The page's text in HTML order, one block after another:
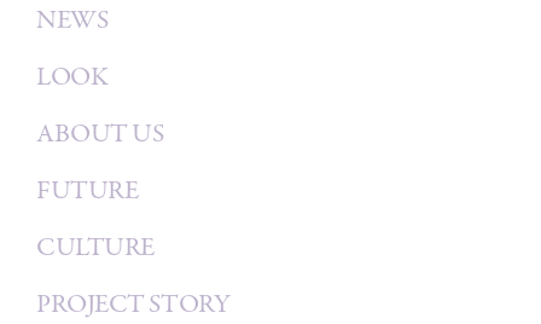
NEWS
LOOK
ABOUT US
FUTURE
CULTURE
PROJECT STORY